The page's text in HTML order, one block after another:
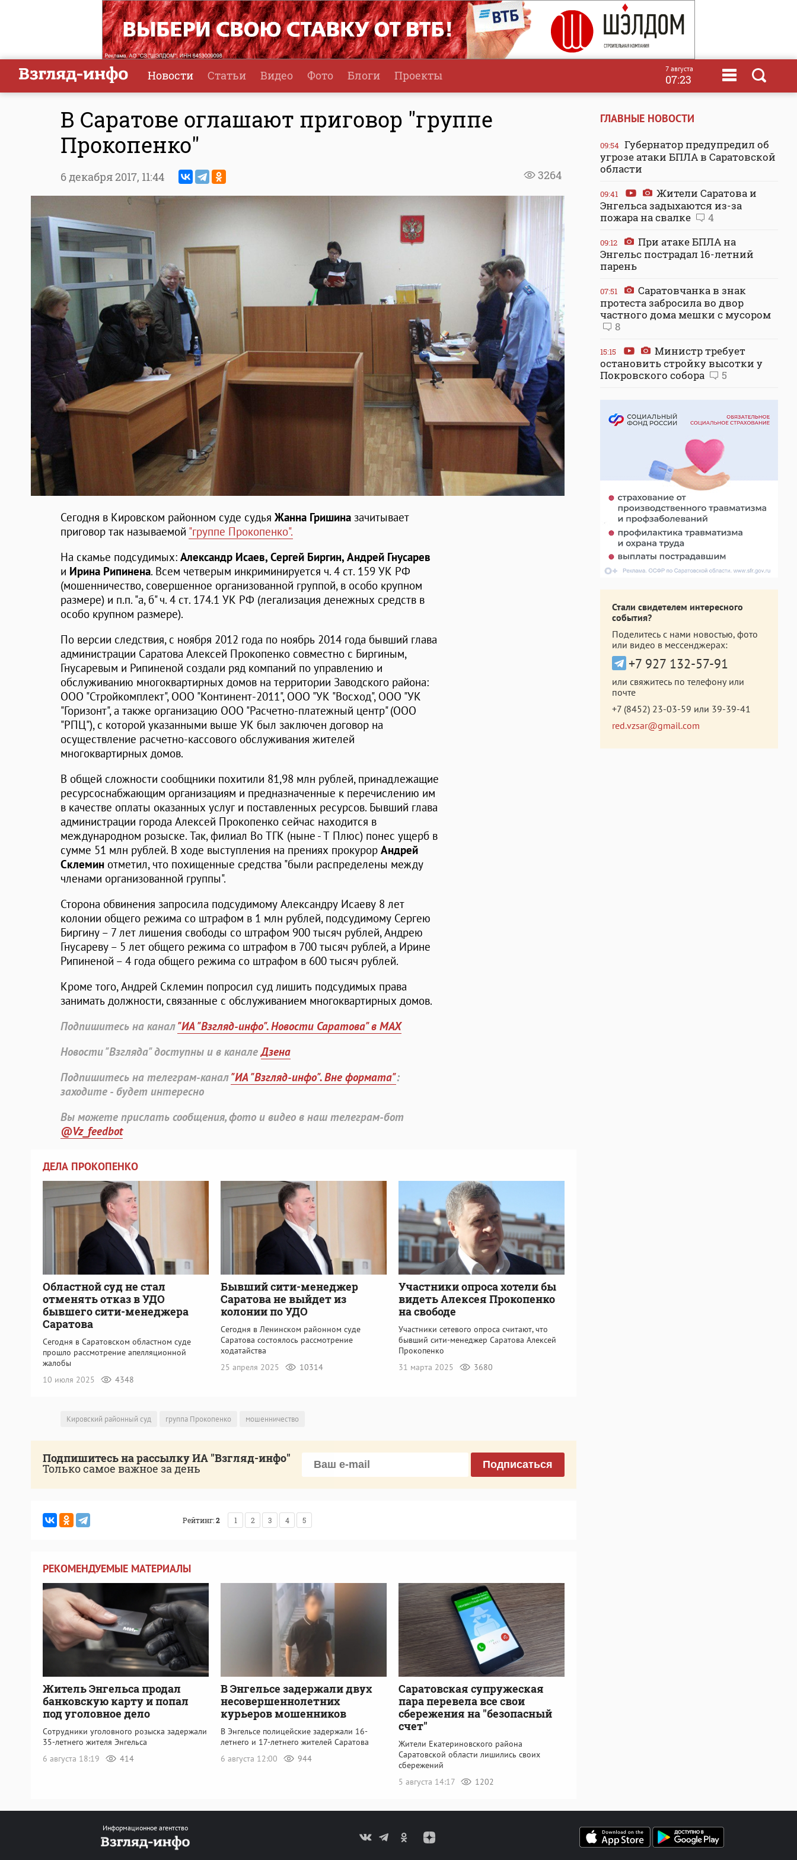
Новости Статьи Видео Фото Блоги Проекты 7 августа
07:23
В Саратове оглашают приговор "группе
Прокопенко"
3264
6 декабря 2017, 11:44
Сегодня в Кировском районном суде судья Жанна Гришина зачитывает
приговор так называемой "группе Прокопенко".
На скамье подсудимых: Александр Исаев, Сергей Биргин, Андрей Гнусарев
и Ирина Рипинена. Всем четверым инкриминируется ч. 4 ст. 159 УК РФ
(мошенничество, совершенное организованной группой, в особо крупном
размере) и п.п. "а, б" ч. 4 ст. 174.1 УК РФ (легализация денежных средств в
особо крупном размере).
По версии следствия, с ноября 2012 года по ноябрь 2014 года бывший глава
администрации Саратова Алексей Прокопенко совместно с Биргиным,
Гнусаревым и Рипиненой создали ряд компаний по управлению и
обслуживанию многоквартирных домов на территории Заводского района:
ООО "Стройкомплект", ООО "Континент-2011", ООО "УК "Восход", ООО "УК
"Горизонт", а также организацию ООО "Расчетно-платежный центр" (ООО
"РПЦ"), с которой указанными выше УК был заключен договор на
осуществление расчетно-кассового обслуживания жителей
многоквартирных домов.
В общей сложности сообщники похитили 81,98 млн рублей, принадлежащие
ресурсоснабжающим организациям и предназначенные к перечислению им
в качестве оплаты оказанных услуг и поставленных ресурсов. Бывший глава
администрации города Алексей Прокопенко сейчас находится в
международном розыске. Так, филиал Во ТГК (ныне - Т Плюс) понес ущерб в
сумме 51 млн рублей. В ходе выступления на прениях прокурор Андрей
Склемин отметил, что похищенные средства "были распределены между
членами организованной группы".
Сторона обвинения запросила подсудимому Александру Исаеву 8 лет
колонии общего режима со штрафом в 1 млн рублей, подсудимому Сергею
Биргину – 7 лет лишения свободы со штрафом 900 тысяч рублей, Андрею
Гнусареву – 5 лет общего режима со штрафом в 700 тысяч рублей, а Ирине
Рипиненой – 4 года общего режима со штрафом в 600 тысяч рублей.
Кроме того, Андрей Склемин попросил суд лишить подсудимых права
занимать должности, связанные с обслуживанием многоквартирных домов.
Подпишитесь на канал"ИА "Взгляд-инфо". Новости Саратова" в MAX
Новости "Взгляда" доступны и в каналеДзена
Подпишитесь на телеграм-канал"ИА "Взгляд-инфо". Вне формата":
заходите - будет интересно
Вы можете прислать сообщения, фото и видео в наш телеграм-бот
@Vz_feedbot
ДЕЛА ПРОКОПЕНКО
Областной суд не стал
отменять отказ в УДО
бывшего сити-менеджера
Саратова
Сегодня в Саратовском областном суде
прошло рассмотрение апелляционной
жалобы
10 июля 2025
4348
Бывший сити-менеджер
Саратова не выйдет из
колонии по УДО
Сегодня в Ленинском районном суде
Саратова состоялось рассмотрение
ходатайства
25 апреля 2025
10314
Участники опроса хотели бы
видеть Алексея Прокопенко
на свободе
Участники сетевого опроса считают, что
бывший сити-менеджер Саратова Алексей
Прокопенко
31 марта 2025
3680
Кировский районный суд группа Прокопенко мошенничество
Подпишитесь на рассылку ИА "Взгляд-инфо"
Только самое важное за день Подписаться
Рейтинг:2 1 2 3 4 5
РЕКОМЕНДУЕМЫЕ МАТЕРИАЛЫ
Житель Энгельса продал
банковскую карту и попал
под уголовное дело
Сотрудники уголовного розыска задержали
35-летнего жителя Энгельса
6 августа 18:19
414
В Энгельсе задержали двух
несовершеннолетних
курьеров мошенников
В Энгельсе полицейские задержали 16-
летнего и 17-летнего жителей Саратова
6 августа 12:00
944
Саратовская супружеская
пара перевела все свои
сбережения на "безопасный
счет"
Жители Екатериновского района
Саратовской области лишились своих
сбережений
5 августа 14:17
1202
ГЛАВНЫЕ НОВОСТИ
09:54 Губернатор предупредил об
угрозе атаки БПЛА в Саратовской
области
09:41
Жители Саратова и
Энгельса задыхаются из-за
пожара на свалке
4
09:12
При атаке БПЛА на
Энгельс пострадал 16-летний
парень
07:51
Саратовчанка в знак
протеста забросила во двор
частного дома мешки с мусором
8
15:15
Министр требует
остановить стройку высотки у
Покровского собора
5
Стали свидетелем интересного
события?
Поделитесь с нами новостью, фото
или видео в мессенджерах:
+7 927 132-57-91
или свяжитесь по телефону или
почте
+7 (8452) 23-03-59 или 39-39-41
red.vzsar@gmail.com
Информационное агентство